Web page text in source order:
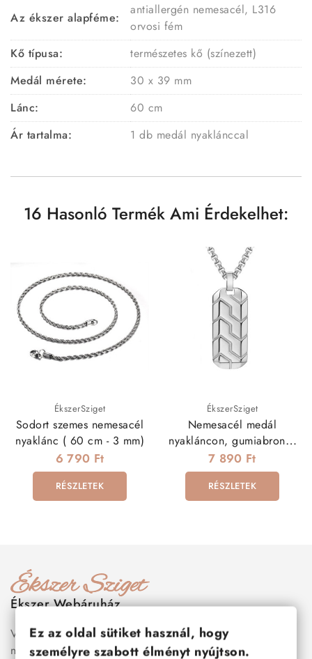
Az ékszer alapféme:
antiallergén nemesacél, L316
orvosi fém
Kő típusa:
természetes kő (színezett)
Medál mérete:
30 x 39 mm
Lánc:
60 cm
Ár tartalma:
1 db medál nyaklánccal
16 Hasonló Termék Ami Érdekelhet:
ÉkszerSziget
Sodort szemes nemesacél
nyaklánc ( 60 cm - 3 mm)
6 790 Ft
RÉSZLETEK
ÉkszerSziget
Nemesacél medál
nyakláncon, gumiabroncs
mintázattal
7 890 Ft
RÉSZLETEK
Ékszer Webáruház
Válogass több száz prémium minőségű, stílusos és tartós
nemesacél ékszer és orvosi fém ékszer közül, amelyek
Ez az oldal sütiket használ, hogy
személyre szabott élményt nyújtson.